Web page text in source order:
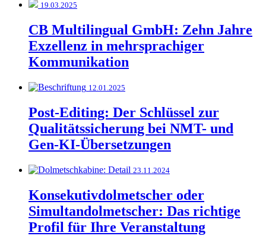
19.03.2025
CB Multilingual GmbH: Zehn Jahre
Exzellenz in mehrsprachiger
Kommunikation
12.01.2025
Post-Editing: Der Schlüssel zur
Qualitätssicherung bei NMT- und
Gen-KI-Übersetzungen
23.11.2024
Konsekutivdolmetscher oder
Simultandolmetscher: Das richtige
Profil für Ihre Veranstaltung